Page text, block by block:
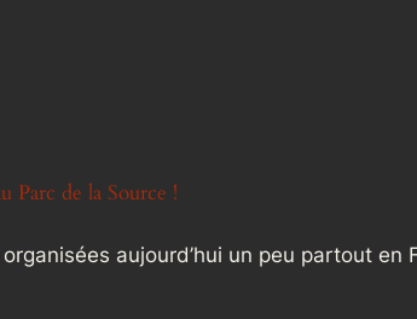
Parc de la Source !
aujourd’hui un peu partout en